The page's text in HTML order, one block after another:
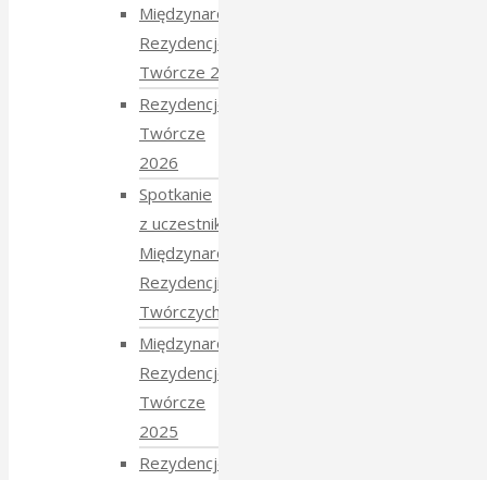
Międzynarodowe
Rezydencje
Twórcze 2026
Rezydencje
Twórcze
2026
Spotkanie
z uczestnikami
Międzynarodowych
Rezydencji
Twórczych 2026
Międzynarodowe
Rezydencje
Twórcze
2025
Rezydencje